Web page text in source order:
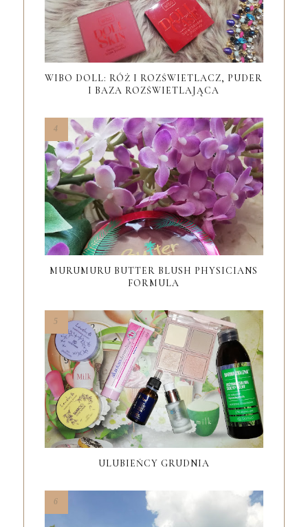
WIBO DOLL: RÓŻ I ROZŚWIETLACZ, PUDER
I BAZA ROZŚWIETLAJĄCA
MURUMURU BUTTER BLUSH PHYSICIANS
FORMULA
ULUBIEŃCY GRUDNIA